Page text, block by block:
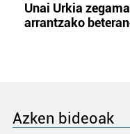
Unai Urkia
arrantzako
Azken bideoak